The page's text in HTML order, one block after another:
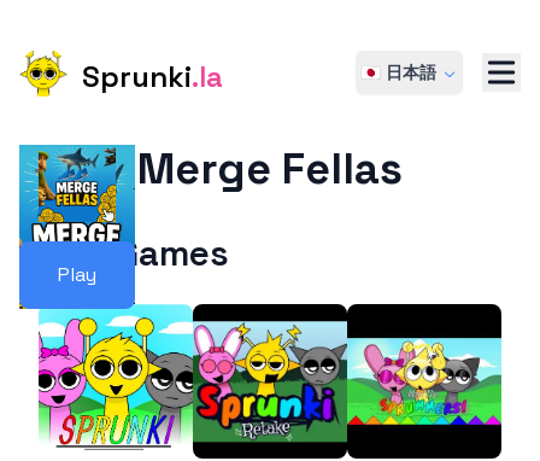
Sprunki.la 🇯🇵 日本語
Play
Merge Fellas
More Games